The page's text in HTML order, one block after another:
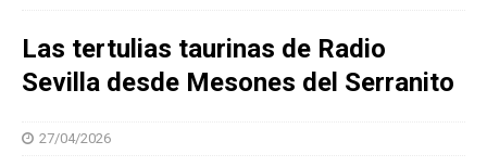
Las tertulias taurinas de Radio
Sevilla desde Mesones del Serranito
27/04/2026